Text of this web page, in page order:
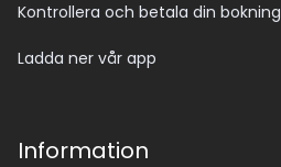
Kontrollera och betala din bokning
Ladda ner vår app
Information